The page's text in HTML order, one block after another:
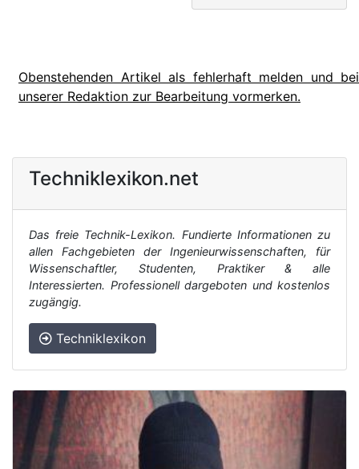
Obenstehenden Artikel als fehlerhaft melden und bei
unserer Redaktion zur Bearbeitung vormerken.
Techniklexikon.net
Das freie Technik-Lexikon. Fundierte Informationen zu
allen Fachgebieten der Ingenieurwissenschaften, für
Wissenschaftler, Studenten, Praktiker & alle
Interessierten. Professionell dargeboten und kostenlos
zugängig.
Techniklexikon